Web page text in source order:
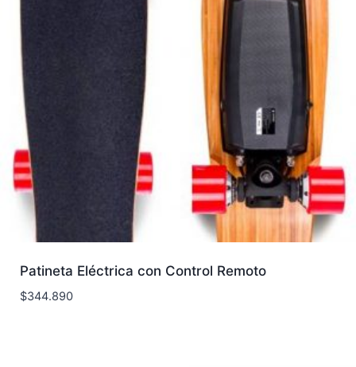
Patineta Eléctrica con Control Remoto
$344.890